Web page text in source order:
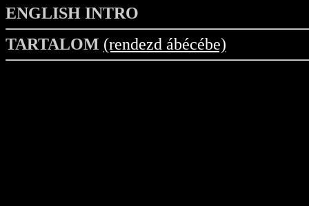
ENGLISH INTRO
TARTALOM (rendezd ábécébe)